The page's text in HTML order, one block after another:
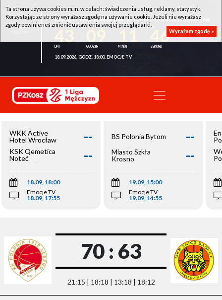
WKK ACTIVE HOTEL WROCŁAW - KSK QEMETICA NOTEĆ INOWROCŁAW
46
18.09.2026, GODZ. 18:00, EMOCJE TV
WKK Active
Hotel Wrocław
--
KSK Qemetica
Noteć
Inowrocław
--
18.09, 18:00
Emocje TV
18.09, 17:55
BS Polonia Bytom --
Miasto Szkła
Krosno
--
19.09, 15:00
Emocje TV
19.09, 14:55
70 : 63
21:15 | 18:18 | 13:18 | 18:12
Ta strona używa cookies m.in. w celach: świadczenia usług, reklamy, statystyk.
Korzystając ze strony wyrażasz zgodę na używanie cookie. Jeżeli nie wyrażasz
zgody powinieneś zmienić ustawienia swojej przeglądarki.
Wyrażam zgodę »